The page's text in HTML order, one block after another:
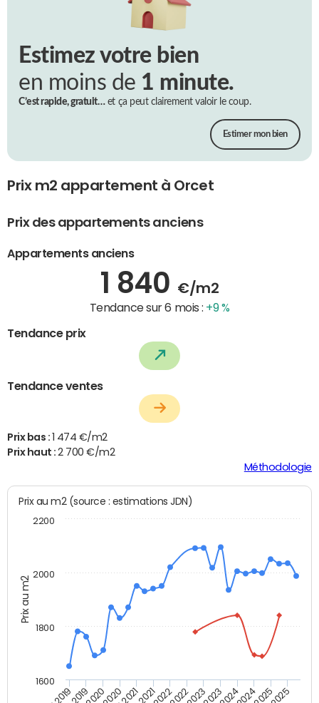
Estimez votre bien
en moins de 1 minute.
C’est rapide, gratuit…et ça peut clairement valoir le coup.
Estimer mon bien
Prix m2 appartement à Orcet
Prix des appartements anciens
Appartements anciens
1 840 €/m2
Tendance sur 6 mois : +9 %
Tendance prix
Tendance ventes
Prix bas : 1 474 €/m2
Prix haut :2 700 €/m2
Méthodologie
Prix au m2
Prix au m2 (source : estimations JDN)
1600
1800
2000
2200